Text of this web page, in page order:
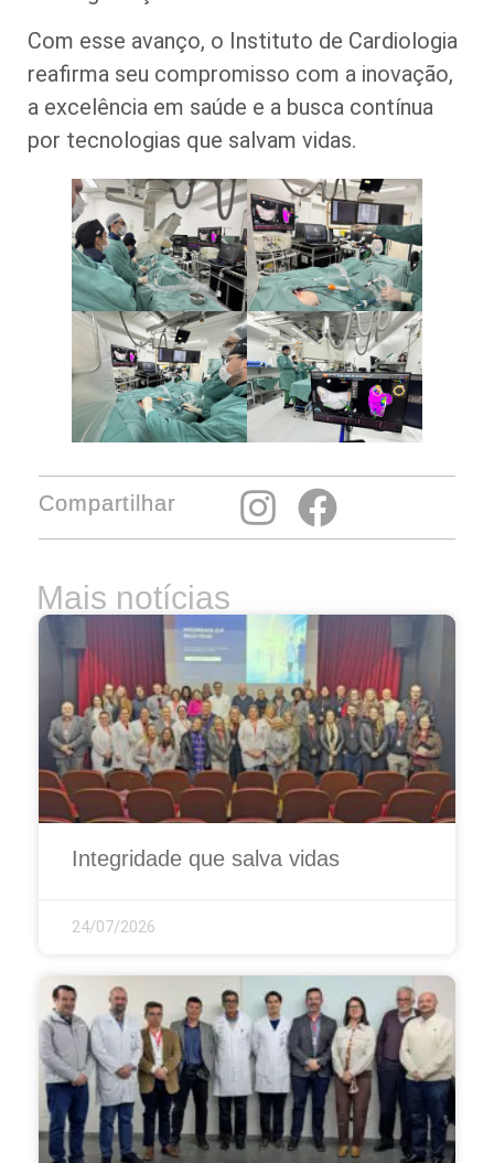
Com esse avanço, o Instituto de Cardiologia
reafirma seu compromisso com a inovação,
a excelência em saúde e a busca contínua
por tecnologias que salvam vidas.
Compartilhar
Mais notícias
Integridade que salva vidas
24/07/2026